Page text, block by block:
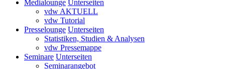
Medialounge Unterseiten
vdw AKTUELL
vdw Tutorial
Presselounge Unterseiten
Statistiken, Studien & Analysen
vdw Pressemappe
Seminare Unterseiten
Seminarangebot